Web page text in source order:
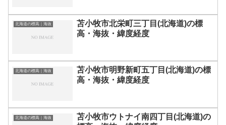
北海道の標高｜海抜
苫小牧市北栄町三丁目(北海道)の標
高・海抜・緯度経度
北海道の標高｜海抜
苫小牧市明野新町五丁目(北海道)の標
高・海抜・緯度経度
北海道の標高｜海抜
苫小牧市ウトナイ南四丁目(北海道)の